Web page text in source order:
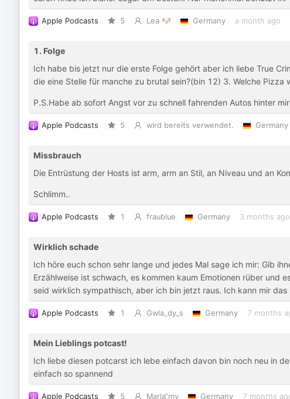
Apple Podcasts 5 Lea 🐶 Germany a month ago
1. Folge
Ich habe bis jetzt nur die erste Folge gehört aber ich liebe True
die eine Stelle für manche zu brutal sein?(bin 12) 3. Welche Pizza
P.S.Habe ab sofort Angst vor zu schnell fahrenden Autos hinter mir
Apple Podcasts 5 wird bereits verwendet. Germany
Missbrauch
Die Entrüstung der Hosts ist arm, arm an Stil, an Niveau und an
Schlimm..
Apple Podcasts 1 fraublue Germany 3 months ago
Wirklich schade
Ich höre euch schon sehr lange und jedes Mal sage ich mir: Gib
Erzählweise ist schwach, es kommen kaum Emotionen rüber und
seid wirklich sympathisch, aber ich bin jetzt raus. Ich kann mir das
Apple Podcasts 1 Gwla_dy_s Germany 7 months
Mein Lieblings potcast!
Ich liebe diesen potcarst ich lebe einfach davon bin noch neu in
einfach so spannend
Apple Podcasts 5 Marla“my Germany 7 months